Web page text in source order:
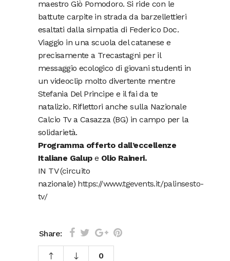
maestro Giò Pomodoro. Si ride con le
battute carpite in strada da barzellettieri
esaltati dalla simpatia di Federico Doc.
Viaggio in una scuola del catanese e
precisamente a Trecastagni per il
messaggio ecologico di giovani studenti in
un videoclip molto divertente mentre
Stefania Del Principe e il fai da te
natalizio. Riflettori anche sulla Nazionale
Calcio Tv a Casazza (BG) in campo per la
solidarietà.
Programma offerto dall’eccellenze
Italiane Galupe Olio Raineri.
IN TV (circuito
nazionale) https://www.tgevents.it/palinsesto-
tv/
Share:
0